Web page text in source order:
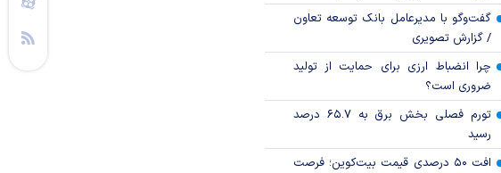
گفت‌وگو با مدیرعامل بانک توسعه تعاون
/ گزارش تصویری
چرا انضباط ارزی برای حمایت از تولید
ضروری است؟
تورم فصلی بخش برق به ۶۵.۷ درصد
رسید
افت ۵۰ درصدی قیمت بیت‌کوین؛ فرصت